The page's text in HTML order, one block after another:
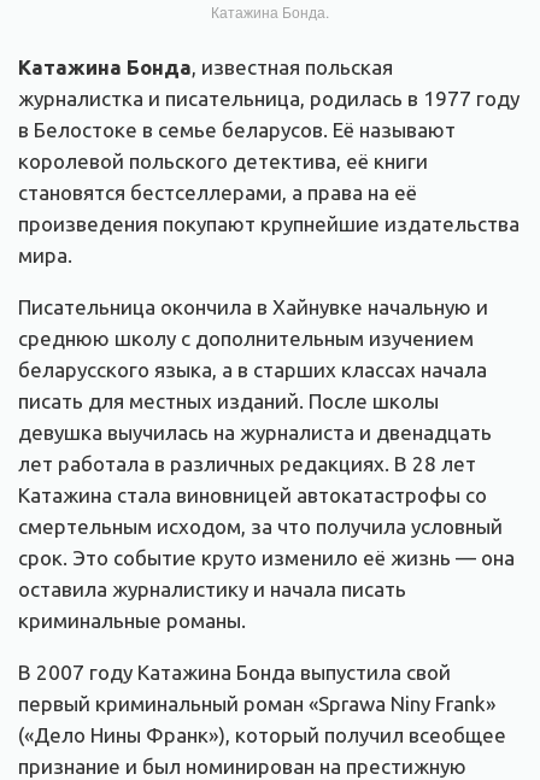
Катажина Бонда.
Катажина Бонда, известная польская
журналистка и писательница, родилась в 1977 году
в Белостоке в семье беларусов. Её называют
королевой польского детектива, её книги
становятся бестселлерами, а права на её
произведения покупают крупнейшие издательства
мира.
Писательница окончила в Хайнувке начальную и
среднюю школу с дополнительным изучением
беларусского языка, а в старших классах начала
писать для местных изданий. После школы
девушка выучилась на журналиста и двенадцать
лет работала в различных редакциях. В 28 лет
Катажина стала виновницей автокатастрофы со
смертельным исходом, за что получила условный
срок. Это событие круто изменило её жизнь — она
оставила журналистику и начала писать
криминальные романы.
В 2007 году Катажина Бонда выпустила свой
первый криминальный роман «Sprawa Niny Frank»
(«Дело Нины Франк»), который получил всеобщее
признание и был номинирован на престижную